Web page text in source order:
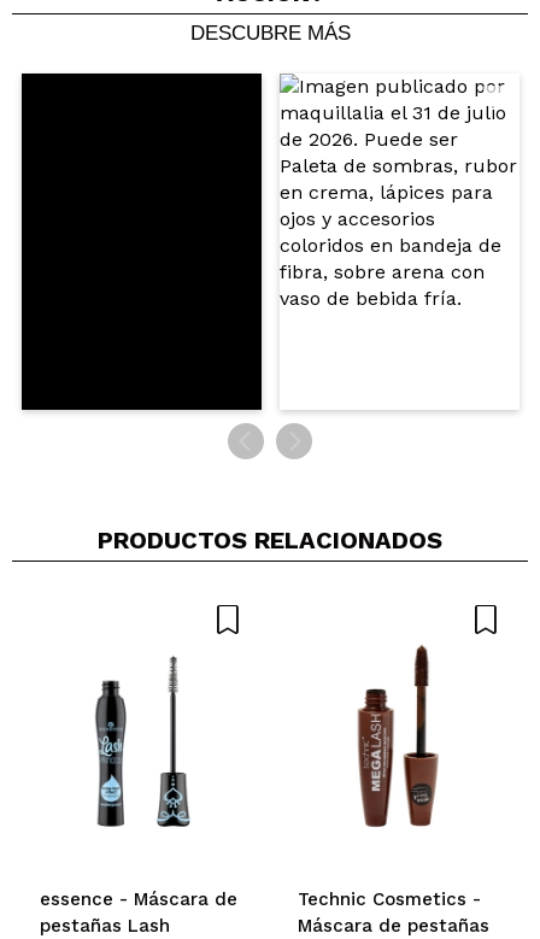
DESCUBRE MÁS
PRODUCTOS RELACIONADOS
essence - Máscara de
pestañas Lash
Technic Cosmetics -
Máscara de pestañas